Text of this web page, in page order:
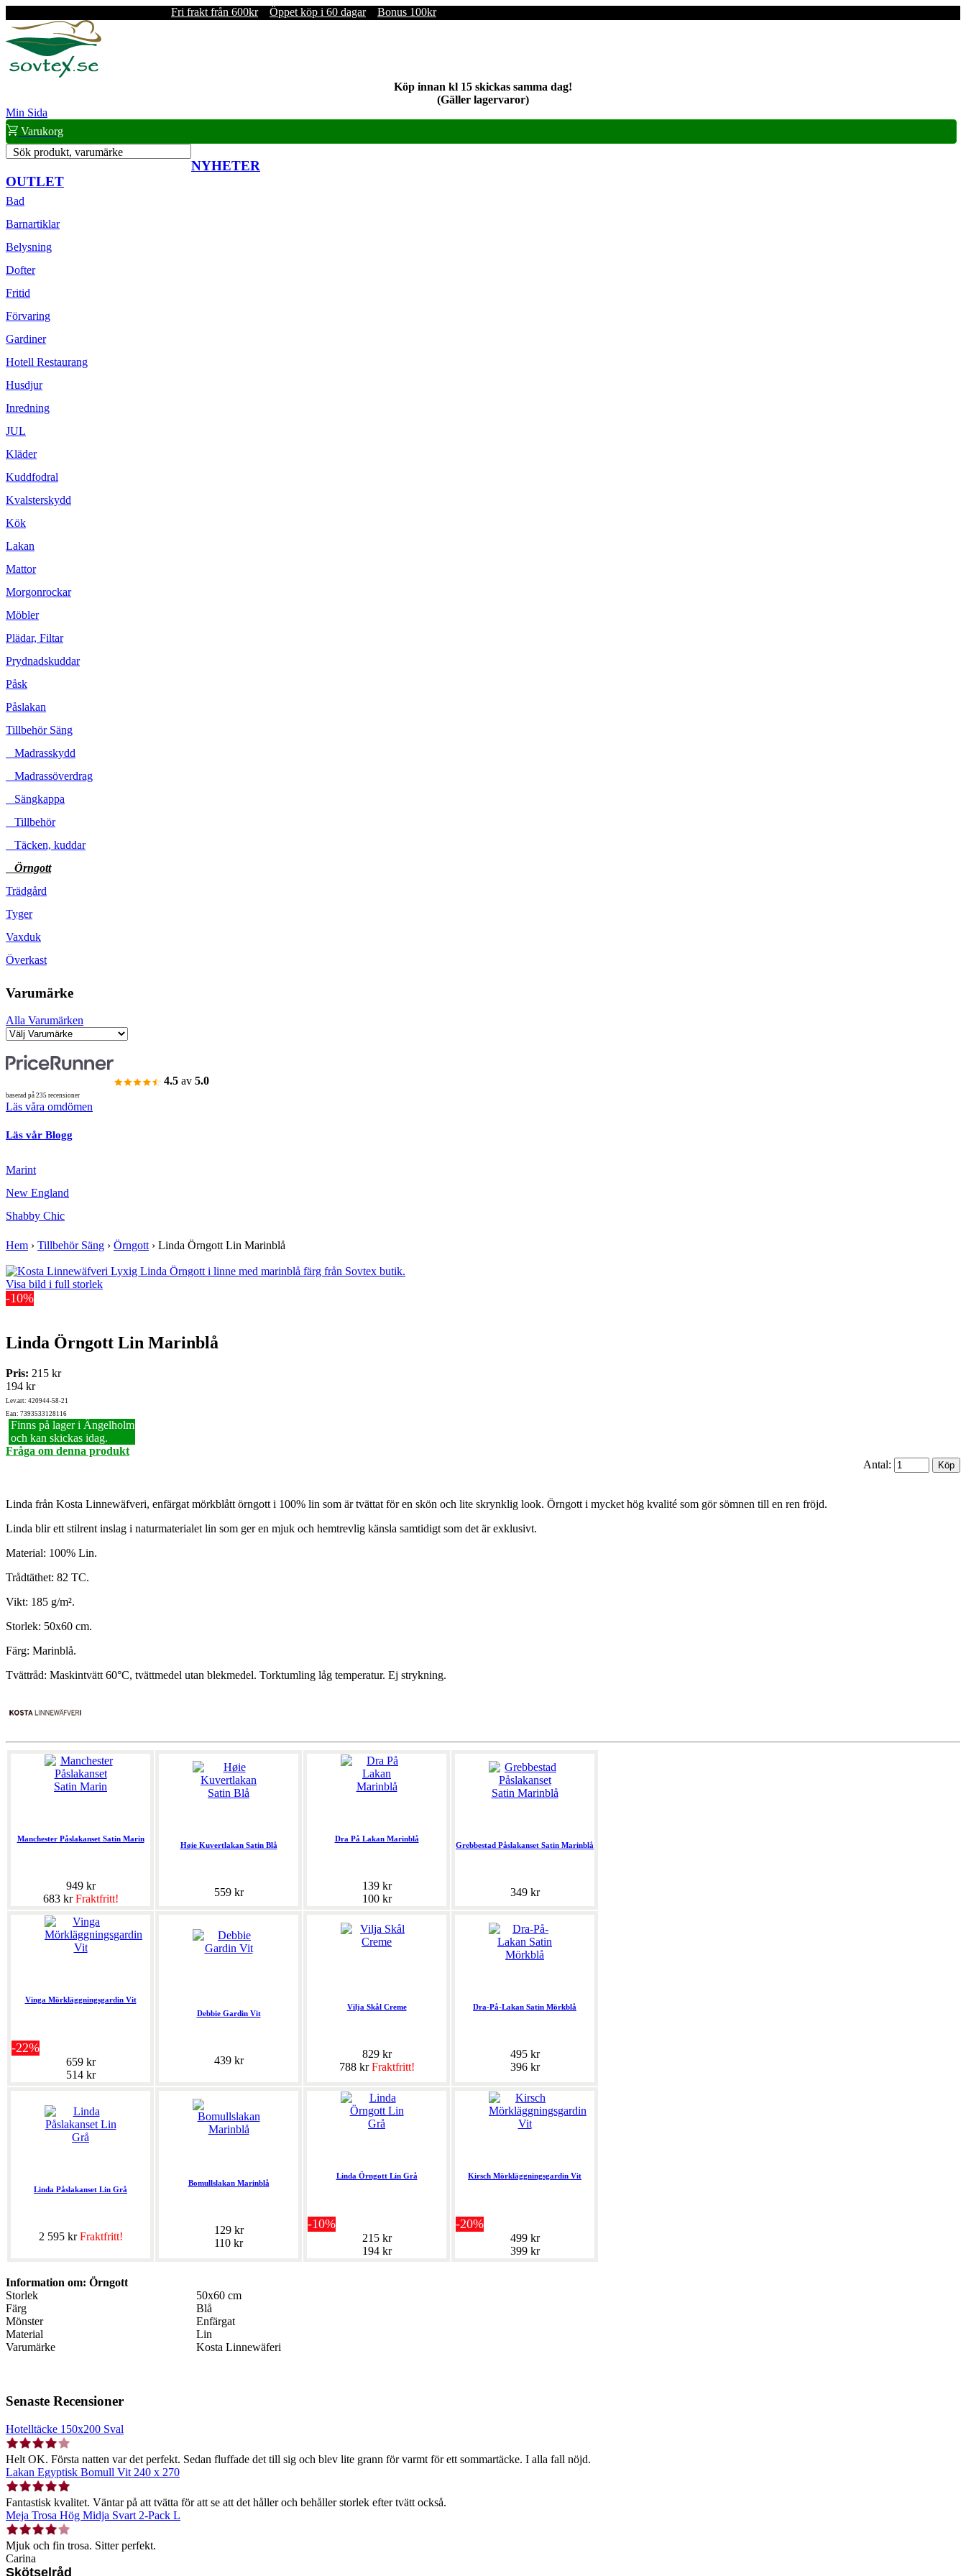
Fri frakt från 600kr Öppet köp i 60 dagar Bonus 100kr
Köp innan kl 15 skickas samma dag!
(Gäller lagervaror)
Min Sida
Varukorg
Sök produkt, varumärke
NYHETER
OUTLET
Bad
Barnartiklar
Belysning
Dofter
Fritid
Förvaring
Gardiner
Hotell Restaurang
Husdjur
Inredning
JUL
Kläder
Kuddfodral
Kvalsterskydd
Kök
Lakan
Mattor
Morgonrockar
Möbler
Plädar, Filtar
Prydnadskuddar
Påsk
Påslakan
Tillbehör Säng
Madrasskydd
Madrassöverdrag
Sängkappa
Tillbehör
Täcken, kuddar
Örngott
Trädgård
Tyger
Vaxduk
Överkast
Varumärke
Alla Varumärken
4.5 av 5.0
baserad på 235 recensioner
Läs våra omdömen
Läs vår Blogg
Marint
New England
Shabby Chic
Hem › Tillbehör Säng › Örngott› Linda Örngott Lin Marinblå
Visa bild i full storlek
-10%
Linda Örngott Lin Marinblå
Pris: 215 kr
194 kr
Lev.art: 420944-58-21
Ean: 7393533128116
Finns på lager i Ängelholm
och kan skickas idag.
Fråga om denna produkt
Antal:
Linda från Kosta Linnewäfveri, enfärgat mörkblått örngott i 100% lin som är tvättat för en skön och lite skrynklig look. Örngott i mycket hög kvalité som gör sömnen till en ren fröjd.
Linda blir ett stilrent inslag i naturmaterialet lin som ger en mjuk och hemtrevlig känsla samtidigt som det är exklusivt.
Material: 100% Lin.
Trådtäthet: 82 TC.
Vikt: 185 g/m².
Storlek: 50x60 cm.
Färg: Marinblå.
Tvättråd: Maskintvätt 60°C, tvättmedel utan blekmedel. Torktumling låg temperatur. Ej strykning.
Manchester Påslakanset Satin Marin
949 kr
683 krFraktfritt!
Høie Kuvertlakan Satin Blå
559 kr
Dra På Lakan Marinblå
139 kr
100 kr
Grebbestad Påslakanset Satin Marinblå
349 kr
Vinga Mörkläggningsgardin Vit
-22%
659 kr
514 kr
Debbie Gardin Vit
439 kr
Vilja Skål Creme
829 kr
788 krFraktfritt!
Dra-På-Lakan Satin Mörkblå
495 kr
396 kr
Linda Påslakanset Lin Grå
2 595 krFraktfritt!
Bomullslakan Marinblå
129 kr
110 kr
Linda Örngott Lin Grå
-10%
215 kr
194 kr
Kirsch Mörkläggningsgardin Vit
-20%
499 kr
399 kr
Information om: Örngott
Storlek
50x60 cm
Färg
Blå
Mönster
Enfärgat
Material
Lin
Varumärke
Kosta Linnewäferi
Senaste Recensioner
Hotelltäcke 150x200 Sval
Helt OK. Första natten var det perfekt. Sedan fluffade det till sig och blev lite grann för varmt för ett sommartäcke. I alla fall nöjd.
Lakan Egyptisk Bomull Vit 240 x 270
Fantastisk kvalitet. Väntar på att tvätta för att se att det håller och behåller storlek efter tvätt också.
Meja Trosa Hög Midja Svart 2-Pack L
Mjuk och fin trosa. Sitter perfekt.
Carina
Skötselråd